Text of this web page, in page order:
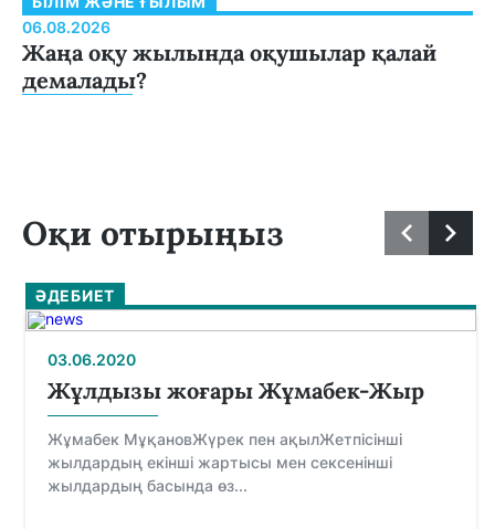
06.08.2026
Жаңа оқу жылында оқушылар қалай
демалады?
Оқи отырыңыз
ӘДЕБИЕТ
03.06.2020
Жұлдызы жоғары Жұмабек-Жыр
Жұмабек МұқановЖүрек пен ақылЖетпісінші
жылдардың екінші жартысы мен сексенінші
жылдардың басында өз...